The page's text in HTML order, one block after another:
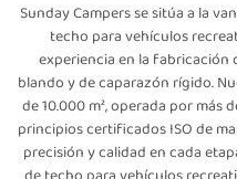
Sunday Campers se sitúa a la
techo para vehículos
experiencia en la fabricación
blando y de caparazón rígido.
de 10.000 m², operada por
principios certificados ISO de
precisión y calidad en cada